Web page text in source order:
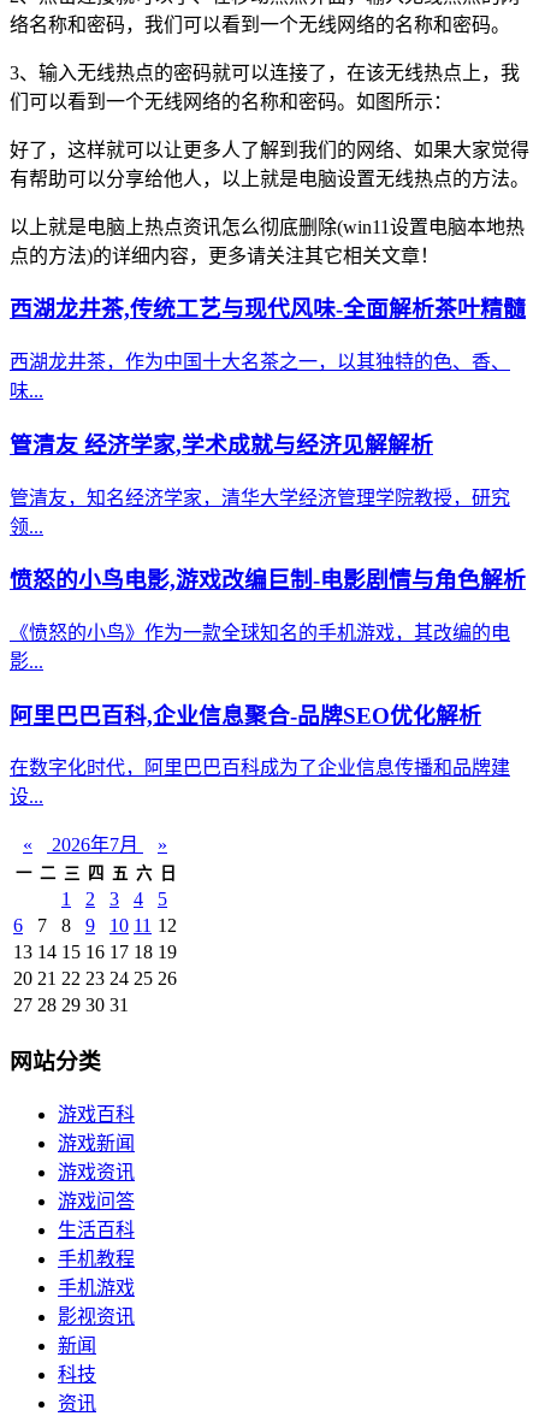
络名称和密码，我们可以看到一个无线网络的名称和密码。
3、输入无线热点的密码就可以连接了，在该无线热点上，我
们可以看到一个无线网络的名称和密码。如图所示：
好了，这样就可以让更多人了解到我们的网络、如果大家觉得
有帮助可以分享给他人，以上就是电脑设置无线热点的方法。
以上就是电脑上热点资讯怎么彻底删除(win11设置电脑本地热
点的方法)的详细内容，更多请关注其它相关文章！
西湖龙井茶,传统工艺与现代风味-全面解析茶叶精髓
西湖龙井茶，作为中国十大名茶之一，以其独特的色、香、
味...
管清友 经济学家,学术成就与经济见解解析
管清友，知名经济学家，清华大学经济管理学院教授，研究
领...
愤怒的小鸟电影,游戏改编巨制-电影剧情与角色解析
《愤怒的小鸟》作为一款全球知名的手机游戏，其改编的电
影...
阿里巴巴百科,企业信息聚合-品牌SEO优化解析
在数字化时代，阿里巴巴百科成为了企业信息传播和品牌建
设...
« 2026年7月 »
一 二 三 四 五 六 日
1 2 3 4
5
6
7 8 9 10 11 12
13 14 15 16 17 18 19
20 21 22 23 24 25 26
27 28 29 30 31
网站分类
游戏百科
游戏新闻
游戏资讯
游戏问答
生活百科
手机教程
手机游戏
影视资讯
新闻
科技
资讯